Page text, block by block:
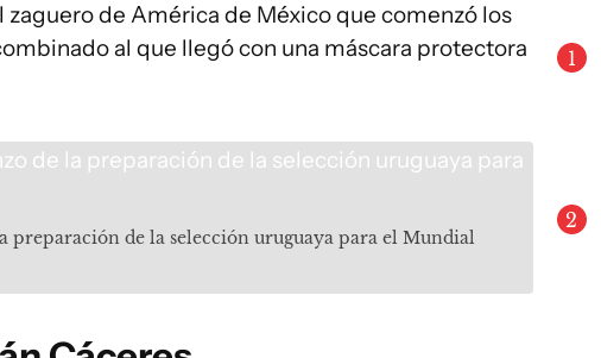
zaguero de América de México que comenzó los
al que llegó con una máscara protectora
preparación de la selección uruguaya para el Mundial